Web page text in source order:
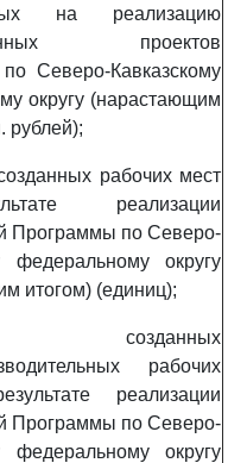
на реализацию
проектов
Северо-Кавказскому
округу (нарастающим
рублей);
рабочих мест
реализации
Программы по Северо-
федеральному округу
итогом) (единиц);
созданных
рабочих
реализации
Программы по Северо-
федеральному округу